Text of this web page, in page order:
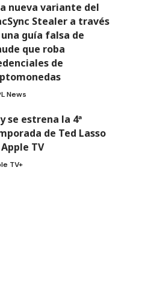
nueva variante del
Stealer a través
guía falsa de
que roba
de
News
se estrena la 4ª
de Ted Lasso
TV
TV+